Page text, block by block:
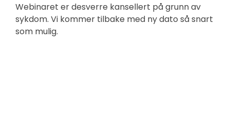
Webinaret er desverre kansellert på grunn av
sykdom. Vi kommer tilbake med ny dato så snart
som mulig.